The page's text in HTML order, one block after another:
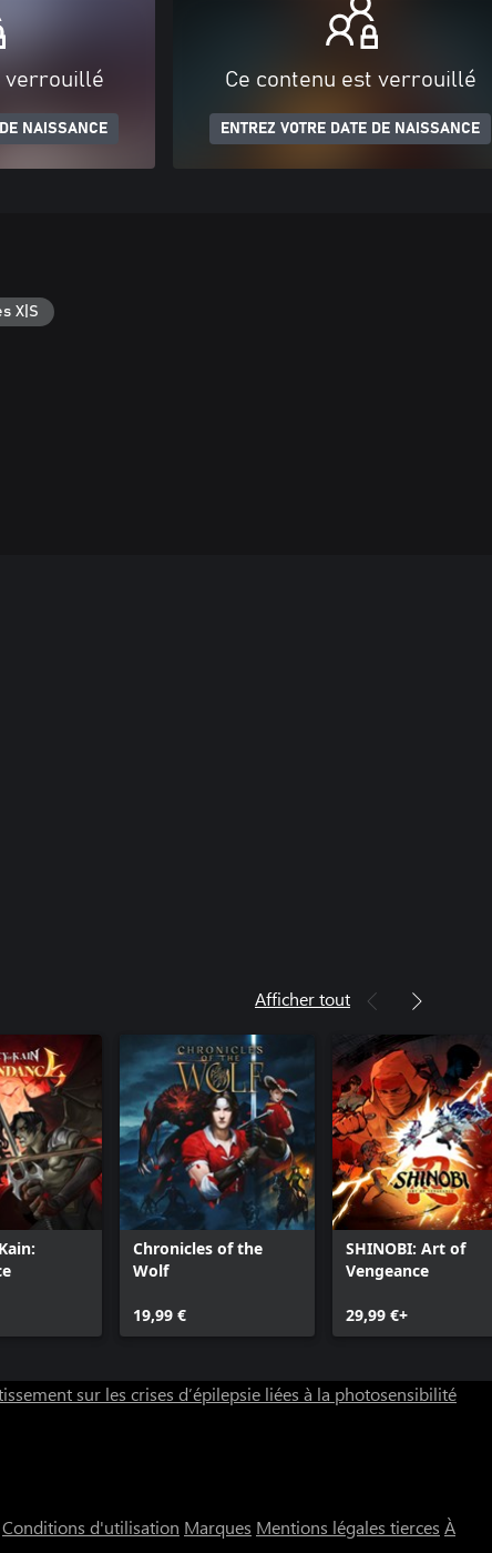
verrouillé
NAISSANCE
Ce contenu est verrouillé
ENTREZ VOTRE DATE DE NAISSANCE
X|S
Afficher tout
Chronicles of the
Wolf
19,99 €
SHINOBI: Art of
Vengeance
29,99 €+
sur les crises d’épilepsie liées à la photosensibilité
Conditions d'utilisation Marques Mentions légales tierces À